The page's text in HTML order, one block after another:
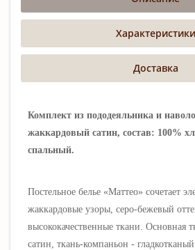
Характеристики
Доставка
Комплект из пододеяльника и
жаккардовый сатин, состав: 100%
спальный.
Постельное белье «Маттео» сочетает
жаккардовые узоры, серо-бежевый
высококачественные ткани. Основная
сатин, ткань-компаньон -